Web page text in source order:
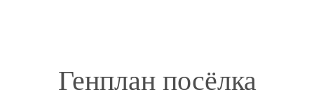
Генплан посёлка